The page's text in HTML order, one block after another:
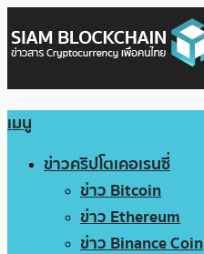
เมนู
ข่าวคริปโตเคอเรนซี่
ข่าว Bitcoin
ข่าว Ethereum
ข่าว Binance Coin